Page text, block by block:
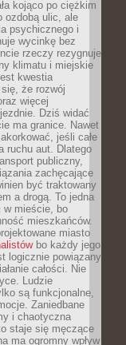
kojąco po ciężkim
ozdobą ulic, ale
psychicznego i
wycinkę bez
rzeczy rezygnuje
klimatu i miejskie
kwestia
że rozwój
więcej
Dziś widać
ma granice. Nawet
jeśli całe
ruchu aut. Dlatego
publiczny,
zachęcające
być traktowany
a drogą. To jedna
w mieście, bo
mieszkańców.
miasto
bo każdy jego
logicznie powiązany
całości. Nie
Ludzie
są funkcjonalne,
Zaniedbane
i chaotyczna
staje się męczące
ma ogromny wpływ